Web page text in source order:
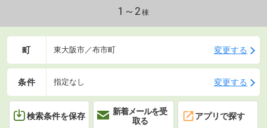
1～2 棟
町 東大阪市／布市町 変更する
条件 指定なし 変更する
検索条件を保存
新着メールを受
取る
アプリで探す